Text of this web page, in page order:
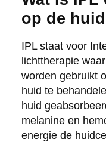
op de
IPL staat voor
lichttherapie
worden gebruikt
huid te
huid
melanine en
energie de